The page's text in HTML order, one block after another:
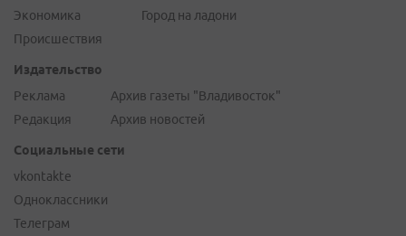
Экономика
Происшествия
Город на ладони
Издательство
Реклама
Редакция
Архив газеты "Владивосток"
Архив новостей
Социальные сети
vkontakte
Одноклассники
Телеграм